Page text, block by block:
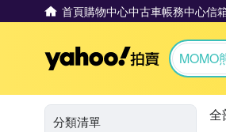
首頁購物中心中古車帳務中心信
Yahoo拍賣
MOMO
分類清單